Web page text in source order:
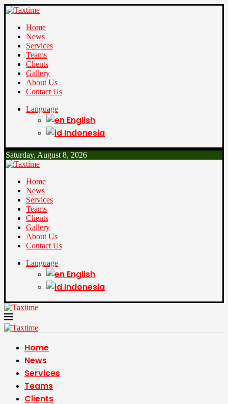
Home
News
Services
Teams
Clients
Gallery
About Us
Contact Us
Language
English
Indonesia
Saturday, August 8, 2026
Home
News
Services
Teams
Clients
Gallery
About Us
Contact Us
Language
English
Indonesia
Home
News
Services
Teams
Clients